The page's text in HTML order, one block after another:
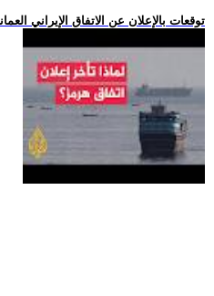
.. توقعات بالإعلان عن الاتفاق الإيراني